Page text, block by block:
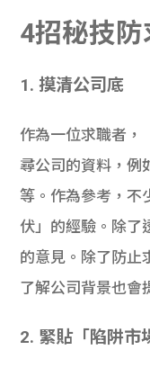
4招秘技
1. 摸清公司底
作為一位求職者，
尋公司的資料，例
等。作為參考，不
伏」的經驗。除了
的意見。除了防止
了解公司背景也會
2. 緊貼「陷阱市